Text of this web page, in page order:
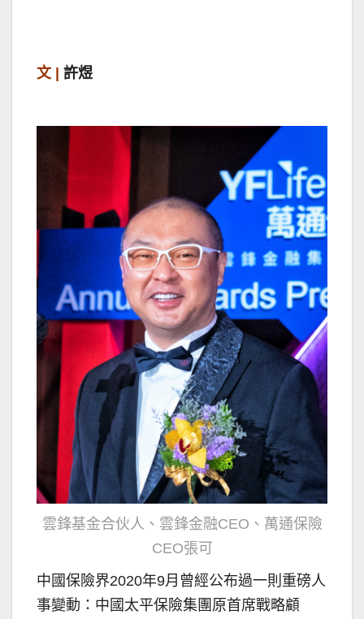
文 | 許煜
雲鋒基金合伙人、雲鋒金融CEO、萬通保險
CEO張可
中國保險界2020年9月曾經公布過一則重磅人
事變動：中國太平保險集團原首席戰略顧